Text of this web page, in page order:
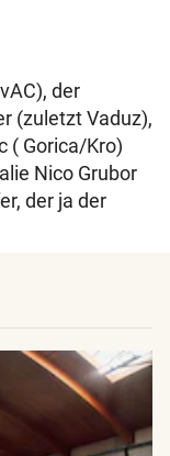
der
(zuletzt Vaduz),
( Gorica/Kro)
Nico Grubor
der ja der